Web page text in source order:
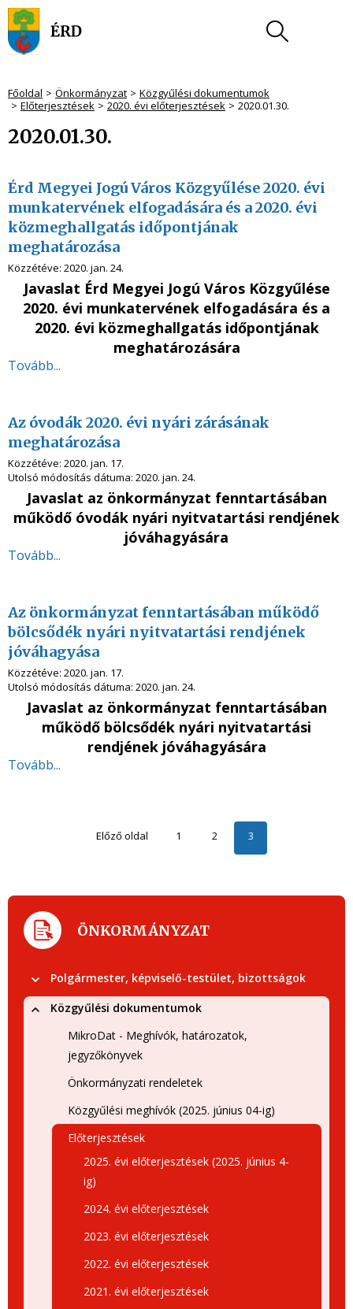
Főoldal Önkormányzat
Közgyűlési dokumentumok
Előterjesztések
2020. évi előterjesztések 2020.01.30.
2020.01.30.
Érd Megyei Jogú Város Közgyűlése 2020. évi
munkatervének elfogadására és a 2020. évi
közmeghallgatás időpontjának
meghatározása
Közzétéve: 2020. jan. 24.
Javaslat Érd Megyei Jogú Város Közgyűlése
2020. évi munkatervének elfogadására és a
2020. évi közmeghallgatás időpontjának
meghatározására
Tovább...
Az óvodák 2020. évi nyári zárásának
meghatározása
Közzétéve: 2020. jan. 17.
Utolsó módosítás dátuma: 2020. jan. 24.
Javaslat az önkormányzat fenntartásában
működő óvodák nyári nyitvatartási rendjének
jóváhagyására
Tovább...
Az önkormányzat fenntartásában működő
bölcsődék nyári nyitvatartási rendjének
jóváhagyása
Közzétéve: 2020. jan. 17.
Utolsó módosítás dátuma: 2020. jan. 24.
Javaslat az önkormányzat fenntartásában
működő bölcsődék nyári nyitvatartási
rendjének jóváhagyására
Tovább...
Előző oldal 1 2 3
ÖNKORMÁNYZAT
Polgármester, képviselő-testület, bizottságok
Közgyűlési dokumentumok
MikroDat - Meghívók, határozatok,
jegyzőkönyvek
Önkormányzati rendeletek
Közgyűlési meghívók (2025. június 04-ig)
Előterjesztések
2025. évi előterjesztések (2025. június 4-
ig)
2024. évi előterjesztések
2023. évi előterjesztések
2022. évi előterjesztések
2021. évi előterjesztések